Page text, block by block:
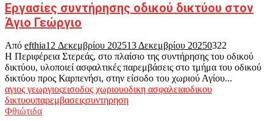
Εργασίες συντήρησης οδικού δικτύου στον
Άγιο Γεώργιο
Από efthia12 Δεκεμβρίου 202513 Δεκεμβρίου 20250322
Η Περιφέρεια Στερεάς, στο πλαίσιο της συντήρησης του οδικού
δικτύου, υλοποιεί ασφαλτικές παρεμβάσεις στο τμήμα του οδικού
δικτύου προς Καρπενήσι, στην είσοδο του χωριού Αγίου...
αγιος γεωργιοςεισοδος χωριουοδικη ασφαλειαοδικου
δικτυουπαρεμβασειςσυντηρηση
Φθιώτιδα